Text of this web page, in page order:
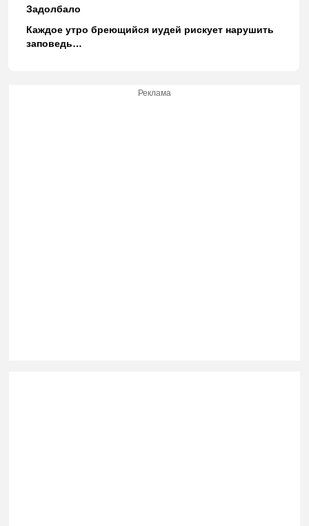
Задолбало
Каждое утро бреющийся иудей рискует нарушить
заповедь…
Реклама